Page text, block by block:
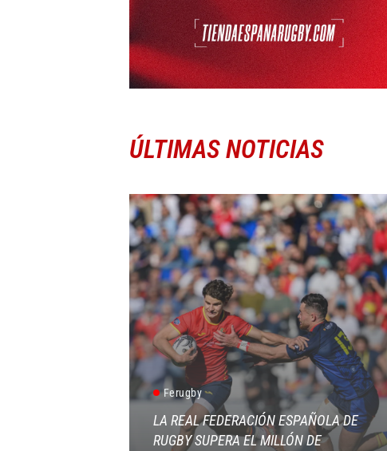
ÚLTIMAS NOTICIAS
Ferugby
LA REAL FEDERACIÓN ESPAÑOLA DE
RUGBY SUPERA EL MILLÓN DE